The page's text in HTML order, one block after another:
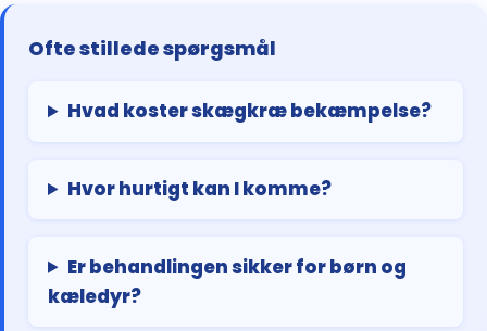
Ofte stillede spørgsmål
Hvad koster skægkræ bekæmpelse?
Hvor hurtigt kan I komme?
Er behandlingen sikker for børn og
kæledyr?